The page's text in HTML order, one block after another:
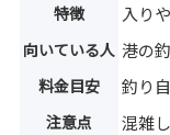
特徴 入り
向いている人 港の
料金目安 釣り
注意点 混雑